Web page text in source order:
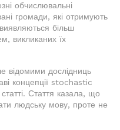
обчислювальні
громади, які отримують
більш
викликаних їх
відомими дослідниць
концепції stochastic
Стаття казала, що
людську мову, проте не